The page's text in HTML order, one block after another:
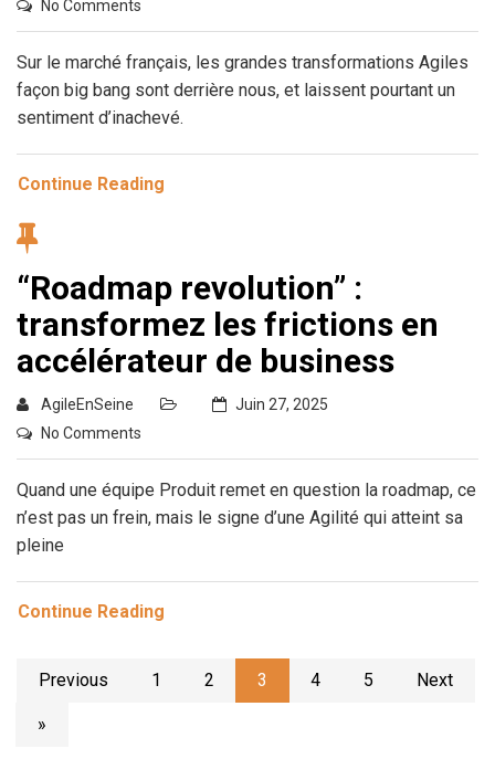
No Comments
Sur le marché français, les grandes transformations Agiles
façon big bang sont derrière nous, et laissent pourtant un
sentiment d’inachevé.
Continue Reading
“Roadmap revolution” :
transformez les frictions en
accélérateur de business
AgileEnSeine
Juin 27, 2025
No Comments
Quand une équipe Produit remet en question la roadmap, ce
n’est pas un frein, mais le signe d’une Agilité qui atteint sa
pleine
Continue Reading
Previous 1 2 3 4 5 Next
»